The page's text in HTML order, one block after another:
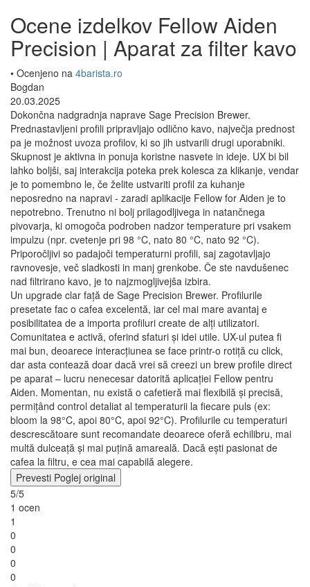
Ocene izdelkov Fellow Aiden
Precision | Aparat za filter kavo
• Ocenjeno na 4barista.ro
Bogdan
20.03.2025
Dokončna nadgradnja naprave Sage Precision Brewer.
Prednastavljeni profili pripravljajo odlično kavo, največja prednost
pa je možnost uvoza profilov, ki so jih ustvarili drugi uporabniki.
Skupnost je aktivna in ponuja koristne nasvete in ideje. UX bi bil
lahko boljši, saj interakcija poteka prek kolesca za klikanje, vendar
je to pomembno le, če želite ustvariti profil za kuhanje
neposredno na napravi - zaradi aplikacije Fellow for Aiden je to
nepotrebno. Trenutno ni bolj prilagodljivega in natančnega
pivovarja, ki omogoča podroben nadzor temperature pri vsakem
impulzu (npr. cvetenje pri 98 °C, nato 80 °C, nato 92 °C).
Priporočljivi so padajoči temperaturni profili, saj zagotavljajo
ravnovesje, več sladkosti in manj grenkobe. Če ste navdušenec
nad filtrirano kavo, je to najzmogljivejša izbira.
Un upgrade clar față de Sage Precision Brewer. Profilurile
presetate fac o cafea excelentă, iar cel mai mare avantaj e
posibilitatea de a importa profiluri create de alți utilizatori.
Comunitatea e activă, oferind sfaturi și idei utile. UX-ul putea fi
mai bun, deoarece interacțiunea se face printr-o rotiță cu click,
dar asta contează doar dacă vrei să creezi un brew profile direct
pe aparat – lucru nenecesar datorită aplicației Fellow pentru
Aiden. Momentan, nu există o cafetieră mai flexibilă și precisă,
permițând control detaliat al temperaturii la fiecare puls (ex:
bloom la 98°C, apoi 80°C, apoi 92°C). Profilurile cu temperaturi
descrescătoare sunt recomandate deoarece oferă echilibru, mai
multă dulceață și mai puțină amareală. Dacă ești pasionat de
cafea la filtru, e cea mai capabilă alegere.
Prevesti Poglej original
5/5
1 ocen
1
0
0
0
0